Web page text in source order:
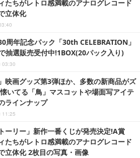
たちがレトロ感満載のアナログレコード
立体化
周年記念パック「30th CELEBRATION」
抽選販売受付中!1BOX(20パック入り)
03:30
映画グッズ第3弾ほか、多数の新商品がズ
いてる「鳥」マスコットや場面写アイテ
ラインナップ
11:25
ーリー」新作一番くじが発売決定!A賞
たちがレトロ感満載のアナログレコード
立体化 2枚目の写真・画像